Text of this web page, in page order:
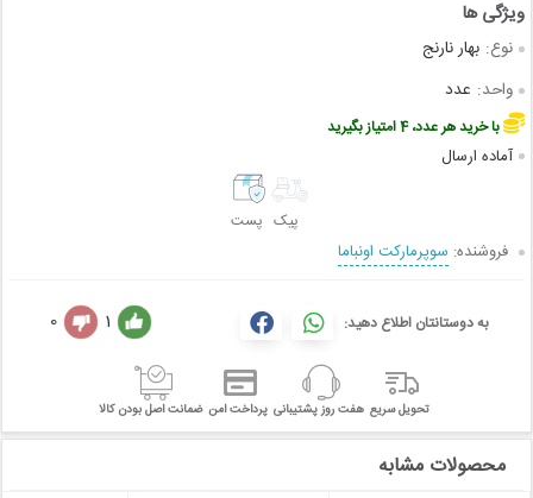
نوع: بهار نارنج
واحد: عدد
با خرید هر عدد، 4 امتیاز بگیرید
آماده ارسال
پیک پست
فروشنده: سوپرمارکت اونباما
به دوستانتان اطلاع دهید: 1
0
تحویل سریع هفت روز پشتیبانی پرداخت امن ضمانت اصل بودن کالا
محصولات مشابه